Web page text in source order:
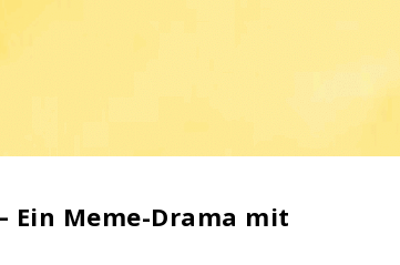
Ein Meme-Drama mit